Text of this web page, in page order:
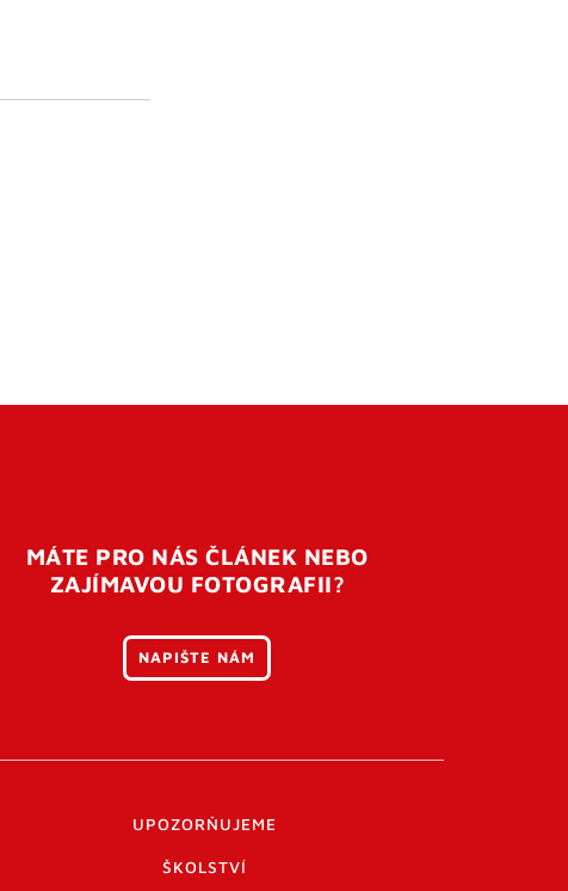
MÁTE PRO NÁS ČLÁNEK NEBO
ZAJÍMAVOU FOTOGRAFII?
NAPIŠTE NÁM
UPOZORŇUJEME
ŠKOLSTVÍ